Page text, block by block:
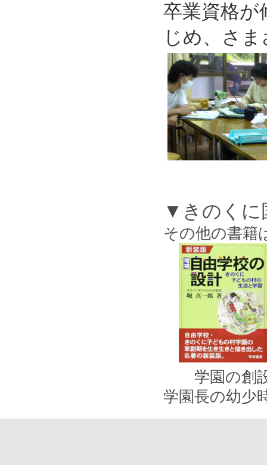
卒業資格が
じめ、さ
▼きのくに
その他の書籍
学園の創
学園長の